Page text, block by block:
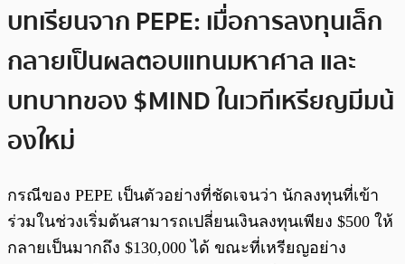
บทเรียนจาก PEPE: เมื่อการลงทุนเล็ก
กลายเป็นผลตอบแทนมหาศาล และ
บทบาทของ $MIND ในเวทีเหรียญมีมน้
องใหม่
กรณีของ PEPE เป็นตัวอย่างที่ชัดเจนว่า นักลงทุนที่เข้า
ร่วมในช่วงเริ่มต้นสามารถเปลี่ยนเงินลงทุนเพียง $500 ให้
กลายเป็นมากถึง $130,000 ได้ ขณะที่เหรียญอย่าง